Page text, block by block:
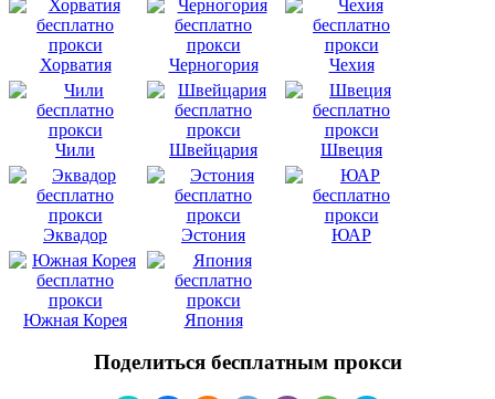
Хорватия Черногория Чехия
Чили Швейцария Швеция
Эквадор Эстония ЮАР
Южная Корея Япония
Поделиться бесплатным прокси